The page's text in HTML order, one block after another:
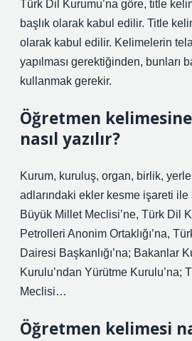
Türk Dil Kurumu’na göre, title
başlık olarak kabul edilir. Title
olarak kabul edilir. Kelimelerin
yapılması gerektiğinden, bunları
kullanmak gerekir.
Öğretmen
nasıl yazılır?
Kurum, kuruluş, organ, birlik,
adlarındaki ekler kesme işareti ile
Büyük Millet Meclisi’ne, Türk Dil
Petrolleri Anonim Ortaklığı’na,
Dairesi Başkanlığı’na; Bakanlar
Kurulu’ndan Yürütme Kurulu’na;
Meclisi…
Öğretmen kelimesi